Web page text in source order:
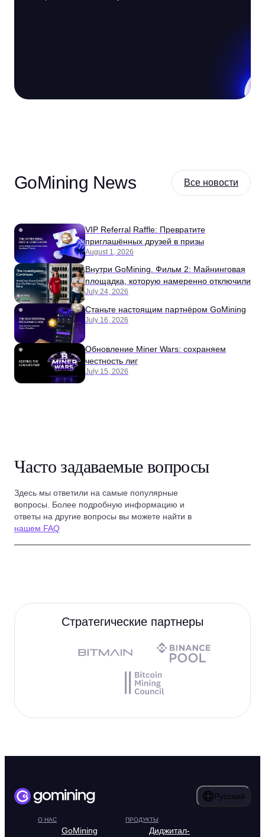
GoMining News Все новости
VIP Referral Raffle: Превратите
приглашённых друзей в призы
August 1, 2026
Внутри GoMining. Фильм 2: Майнинговая
площадка, которую намеренно отключили
July 24, 2026
Станьте настоящим партнёром GoMining
July 16, 2026
Обновление Miner Wars: сохраняем
честность лиг
July 15, 2026
Часто задаваемые вопросы
Здесь мы ответили на самые популярные
вопросы. Более подробную информацию и
ответы на другие вопросы вы можете найти в
нашем FAQ
Стратегические партнеры
Русский
О НАС
GoMining
ПРОДУКТЫ
Диджитал-